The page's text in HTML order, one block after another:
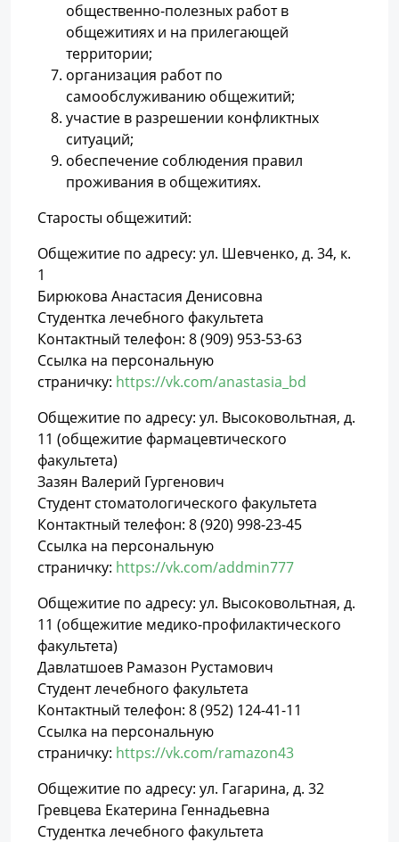
общественно-полезных работ в
общежитиях и на прилегающей
территории;
организация работ по
самообслуживанию общежитий;
участие в разрешении конфликтных
ситуаций;
обеспечение соблюдения правил
проживания в общежитиях.
Старосты общежитий:
Общежитие по адресу: ул. Шевченко, д. 34, к.
1
Бирюкова Анастасия Денисовна
Студентка лечебного факультета
Контактный телефон: 8 (909) 953-53-63
Ссылка на персональную
страничку: https://vk.com/anastasia_bd
Общежитие по адресу: ул. Высоковольтная, д.
11 (общежитие фармацевтического
факультета)
Зазян Валерий Гургенович
Студент стоматологического факультета
Контактный телефон: 8 (920) 998-23-45
Ссылка на персональную
страничку: https://vk.com/addmin777
Общежитие по адресу: ул. Высоковольтная, д.
11 (общежитие медико-профилактического
факультета)
Давлатшоев Рамазон Рустамович
Студент лечебного факультета
Контактный телефон: 8 (952) 124-41-11
Ссылка на персональную
страничку: https://vk.com/ramazon43
Общежитие по адресу: ул. Гагарина, д. 32
Гревцева Екатерина Геннадьевна
Студентка лечебного факультета